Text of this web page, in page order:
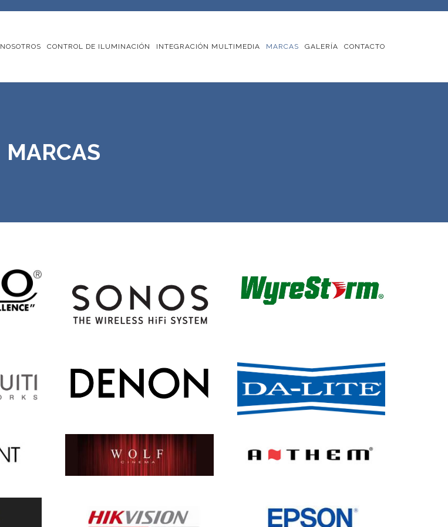
NOSOTROS CONTROL DE ILUMINACIÓN INTEGRACIÓN MULTIMEDIA MARCAS GALERÍA CONTACTO
MARCAS